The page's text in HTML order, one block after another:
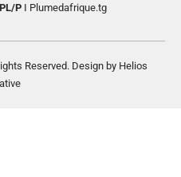
PI Plumedafrique.tg
Reserved. Design by Helios